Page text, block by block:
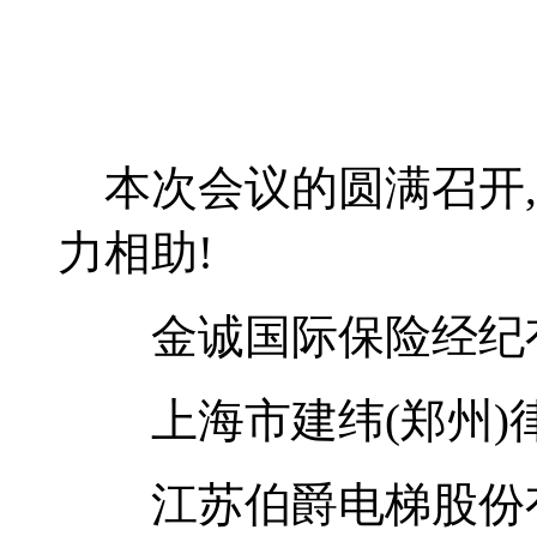
本次会议的圆满召开
力相助!
金诚国际保险经纪
上海市建纬(郑州)
江苏伯爵电梯股份